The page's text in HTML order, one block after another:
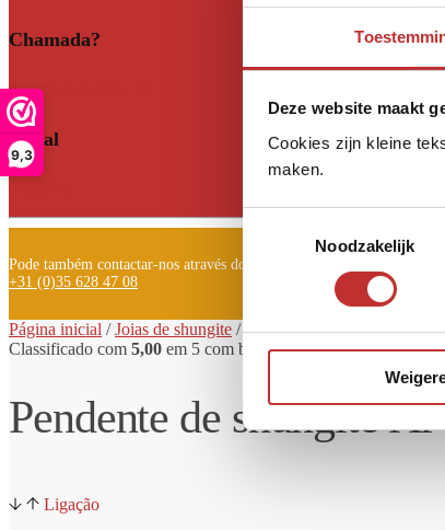
9,3
Deze website maakt
Cookies zijn kleine
maken.
Toestemmingsselectie
Noodzakelijk
Chamada?
+31 (0)35 628 47 08
Social
Pode também contactar-nos através do telefone:
+31 (0)35 628 47 08
Página inicial /Joias de shungite /Pingentede shungite
Classificado com 5,00 em 5 com base em1avaliação de cliente
Pendente de shungite
Ligação